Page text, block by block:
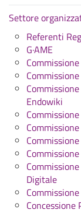
Settore
Referenti
G·AME
Endowiki
Digitale
Concessione